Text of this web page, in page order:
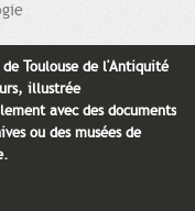
Toulouse de l'Antiquité
illustrée
avec des documents
ou des musées de